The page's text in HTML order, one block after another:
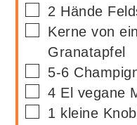
▢
2 Hände
▢
Kerne von
Granatapfel
▢
5-6
▢
4 El vegane
▢
1 kleine